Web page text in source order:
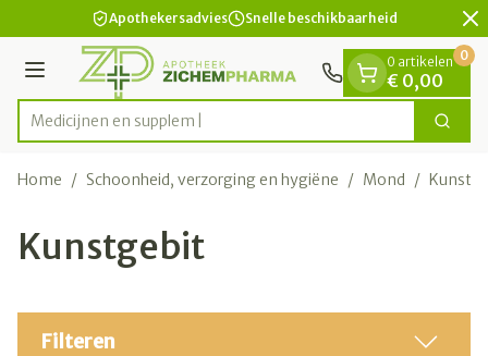
Ga naar de inhoudApothekersadvies Snelle beschikbaarheid
Menu
Product, merk, categorie...
Med Zoek
0 artikelen
€ 0,00
0
Home / Schoonheid, verzorging en hygiëne / Mond /
Kunstgebit
Filteren